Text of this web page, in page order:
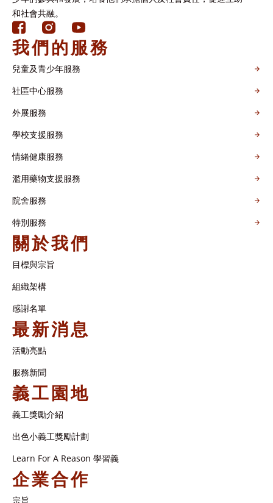
和社會共融。
我們的服務
兒童及青少年服務
社區中心服務
外展服務
學校支援服務
情緒健康服務
濫用藥物支援服務
院舍服務
特別服務
關於我們
目標與宗旨
組織架構​
感謝名單​
最新消息
活動亮點
服務新聞
義工園地
義工獎勵介紹
出色小義工獎勵計劃
Learn For A Reason 學習義
企業合作
宗旨